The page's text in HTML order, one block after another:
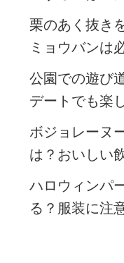
栗のあく抜き
ミョウバンは
公園での遊び
デートでも楽
ボジョレーヌ
は？おいしい
ハロウィンパ
る？服装に注